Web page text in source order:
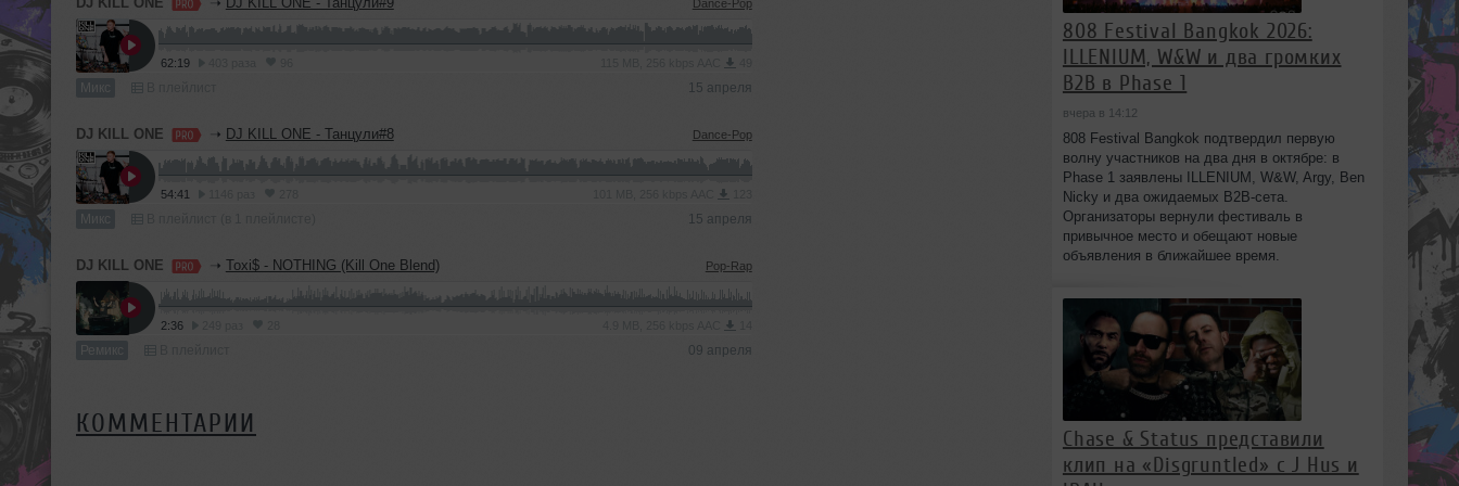
Dance-Pop
62:19
Микс 15 апреля
DJ KILL ONE ➝ DJ KILL ONE - Танцули#8 Dance-Pop
54:41
Микс 15 апреля
DJ KILL ONE ➝ Toxi$ - NOTHING (Kill One Blend) Pop-Rap
2:36
Ремикс 09 апреля
КОММЕНТАРИИ
808 Festival Bangkok 2026:
ILLENIUM, W&W и два громких
B2B в Phase 1
вчера в 14:12
808 Festival Bangkok подтвердил первую
волну участников на два дня в октябре: в
Phase 1 заявлены ILLENIUM, W&W, Argy, Ben
Nicky и два ожидаемых B2B-сета.
Организаторы вернули фестиваль в
привычное место и обещают новые
объявления в ближайшее время.
Chase & Status представили
клип на «Disgruntled» с J Hus и